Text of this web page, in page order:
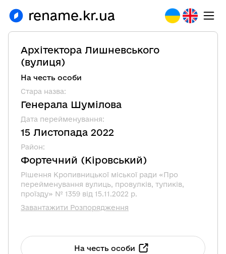
rename.kr.ua
Архітектора Лишневського
(вулиця)
На честь особи
Стара назва:
Генерала Шумілова
Дата перейменування:
15 Листопада 2022
Район:
Фортечний (Кіровський)
Рішення Кропивницької міської ради «Про
перейменування вулиць, провулків, тупиків,
проїзду» № 1359 від 15.11.2022 р.
Завантажити Розпорядження
На честь особи